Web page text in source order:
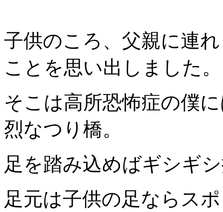
子供のころ、父親に連
ことを思い出しました。
そこは高所恐怖症の僕
烈なつり橋。
足を踏み込めばギシギ
足元は子供の足ならス